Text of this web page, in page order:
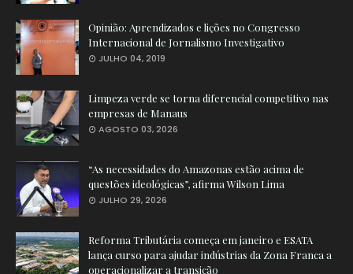
Opinião: Aprendizados e lições no Congresso
Internacional de Jornalismo Investigativo
JULHO 04, 2019
Limpeza verde se torna diferencial competitivo nas
empresas de Manaus
AGOSTO 03, 2026
“As necessidades do Amazonas estão acima de
questões ideológicas”, afirma Wilson Lima
JULHO 29, 2026
Reforma Tributária começa em janeiro e ESATA
lança curso para ajudar indústrias da Zona Franca a
operacionalizar a transição